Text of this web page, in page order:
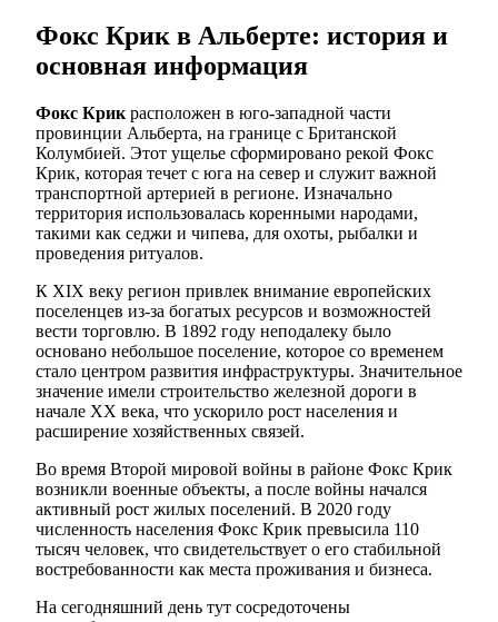
Фокс Крик в Альберте: история и
основная информация
Фокс Крик расположен в юго-западной части
провинции Альберта, на границе с Британской
Колумбией. Этот ущелье сформировано рекой Фокс
Крик, которая течет с юга на север и служит важной
транспортной артерией в регионе. Изначально
территория использовалась коренными народами,
такими как седжи и чипева, для охоты, рыбалки и
проведения ритуалов.
К XIX веку регион привлек внимание европейских
поселенцев из-за богатых ресурсов и возможностей
вести торговлю. В 1892 году неподалеку было
основано небольшое поселение, которое со временем
стало центром развития инфраструктуры. Значительное
значение имели строительство железной дороги в
начале XX века, что ускорило рост населения и
расширение хозяйственных связей.
Во время Второй мировой войны в районе Фокс Крик
возникли военные объекты, а после войны начался
активный рост жилых поселений. В 2020 году
численность населения Фокс Крик превысила 110
тысяч человек, что свидетельствует о его стабильной
востребованности как места проживания и бизнеса.
На сегодняшний день тут сосредоточены